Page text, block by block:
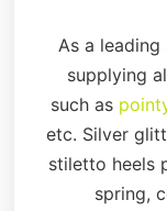
As a leading
supplying
such as
etc. Silver
stiletto heels
spring,